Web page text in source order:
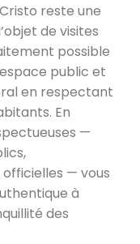
reste une
de visites
possible
public et
en respectant
En
—
— vous
à
des